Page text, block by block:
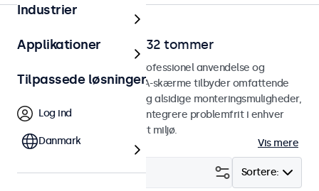
VGA-skærme fra 7 til 32 tommer
VGA-skærme designet til professionel anvendelse og
kontinuerlig brug. Vores VGA-skærme tilbyder omfattende
konfigurationsmuligheder og alsidige monteringsmuligheder,
hvilket gør dem nemme at integrere problemfrit i enhver
anvendelsesform og ethvert miljø.
Vis mere
Sortere:
Filter (3)
Industrier
Applikationer
Tilpassede løsninger
Log ind
Danmark